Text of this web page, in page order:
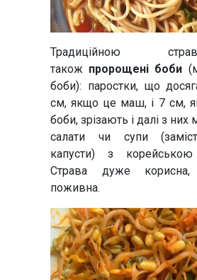
Традиційною
також пророщені боби
боби): паростки, що
см, якщо це маш, і 7 см,
боби, зрізають і далі з
салати чи супи
капусти) з
Страва дуже
поживна.